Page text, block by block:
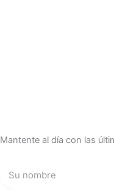
Mantente al día con las